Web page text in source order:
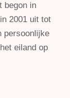
begon in
2001 uit tot
persoonlijke
eiland op